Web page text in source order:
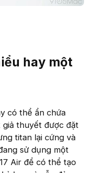
hay một
có thể ẩn chứa
thuyết được đặt
titan lại cứng và
sử dụng một
Air để có thể tạo